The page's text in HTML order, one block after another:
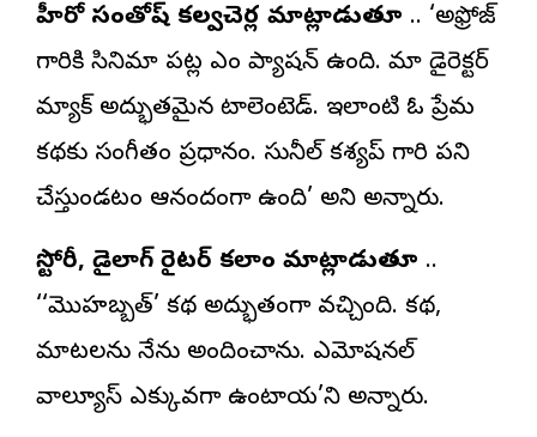
హీరో సంతోష్ కల్వచెర్ల మాట్లాడుతూ .. ‘అఫ్రోజ్
గారికి సినిమా పట్ల ఎంతో ప్యాషన్ ఉంది. మా డైరెక్టర్
మ్యాక్ అద్భుతమైన టాలెంటెడ్. ఇలాంటి ఓ ప్రేమ
కథకు సంగీతం ప్రధానం. సునీల్ కశ్యప్ గారితో పని
చేస్తుండటం ఆనందంగా ఉంది’ అని అన్నారు.
స్టోరీ, డైలాగ్ రైటర్ కలాం మాట్లాడుతూ ..
‘‘మొహబ్బత్’ కథ అద్భుతంగా వచ్చింది. కథ,
మాటలను నేను అందించాను. ఎమోషనల్
వాల్యూస్ ఎక్కువగా ఉంటాయ’ని అన్నారు.